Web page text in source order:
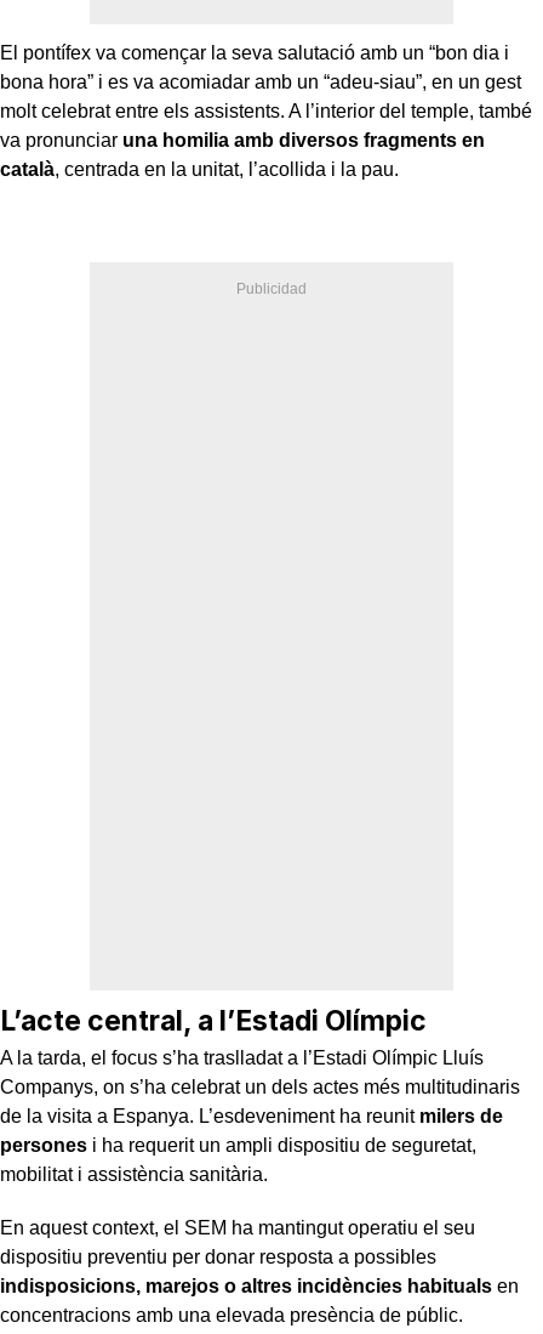
El pontífex va començar la seva salutació amb un “bon dia i
bona hora” i es va acomiadar amb un “adeu-siau”, en un gest
molt celebrat entre els assistents. A l’interior del temple, també
va pronunciar una homilia amb diversos fragments en
català, centrada en la unitat, l’acollida i la pau.
L’acte central, a l’Estadi Olímpic
A la tarda, el focus s’ha traslladat a l’Estadi Olímpic Lluís
Companys, on s’ha celebrat un dels actes més multitudinaris
de la visita a Espanya. L’esdeveniment ha reunit milers de
persones i ha requerit un ampli dispositiu de seguretat,
mobilitat i assistència sanitària.
En aquest context, el SEM ha mantingut operatiu el seu
dispositiu preventiu per donar resposta a possibles
indisposicions, marejos o altres incidències habituals en
concentracions amb una elevada presència de públic.